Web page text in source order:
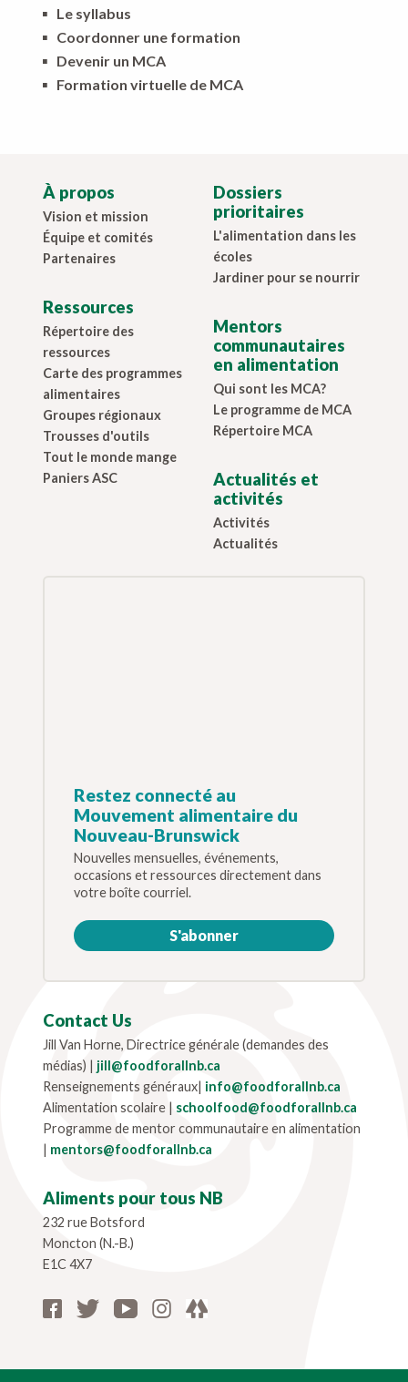
▪ Le syllabus
▪ Coordonner une formation
▪ Devenir un MCA
▪ Formation virtuelle de MCA
À propos
Vision et mission
Équipe et comités
Partenaires
Ressources
Répertoire des
ressources
Carte des programmes
alimentaires
Groupes régionaux
Trousses d'outils
Tout le monde mange
Paniers ASC
Dossiers
prioritaires
L'alimentation dans les
écoles
Jardiner pour se nourrir
Mentors
communautaires
en alimentation
Qui sont les MCA?
Le programme de MCA
Répertoire MCA
Actualités et
activités
Activités
Actualités
Restez connecté au
Mouvement alimentaire du
Nouveau-Brunswick
Nouvelles mensuelles, événements,
occasions et ressources directement dans
votre boîte courriel.
S'abonner
Contact Us
Jill Van Horne, Directrice générale (demandes des
médias) | jill@foodforallnb.ca
Renseignements généraux| info@foodforallnb.ca
Alimentation scolaire | schoolfood@foodforallnb.ca
Programme de mentor communautaire en alimentation
| mentors@foodforallnb.ca
Aliments pour tous NB
232 rue Botsford
Moncton (N.-B.)
E1C 4X7